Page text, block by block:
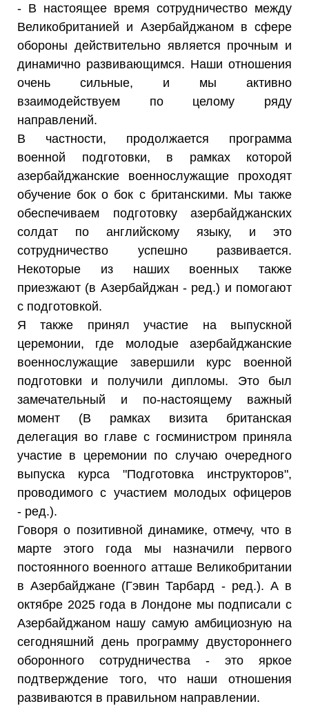
- В настоящее время сотрудничество между
Великобританией и Азербайджаном в сфере
обороны действительно является прочным и
динамично развивающимся. Наши отношения
очень сильные, и мы активно
взаимодействуем по целому ряду
направлений.
В частности, продолжается программа
военной подготовки, в рамках которой
азербайджанские военнослужащие проходят
обучение бок о бок с британскими. Мы также
обеспечиваем подготовку азербайджанских
солдат по английскому языку, и это
сотрудничество успешно развивается.
Некоторые из наших военных также
приезжают (в Азербайджан - ред.) и помогают
с подготовкой.
Я также принял участие на выпускной
церемонии, где молодые азербайджанские
военнослужащие завершили курс военной
подготовки и получили дипломы. Это был
замечательный и по-настоящему важный
момент (В рамках визита британская
делегация во главе с госминистром приняла
участие в церемонии по случаю очередного
выпуска курса "Подготовка инструкторов",
проводимого с участием молодых офицеров
- ред.).
Говоря о позитивной динамике, отмечу, что в
марте этого года мы назначили первого
постоянного военного атташе Великобритании
в Азербайджане (Гэвин Тарбард - ред.). А в
октябре 2025 года в Лондоне мы подписали с
Азербайджаном нашу самую амбициозную на
сегодняшний день программу двустороннего
оборонного сотрудничества - это яркое
подтверждение того, что наши отношения
развиваются в правильном направлении.